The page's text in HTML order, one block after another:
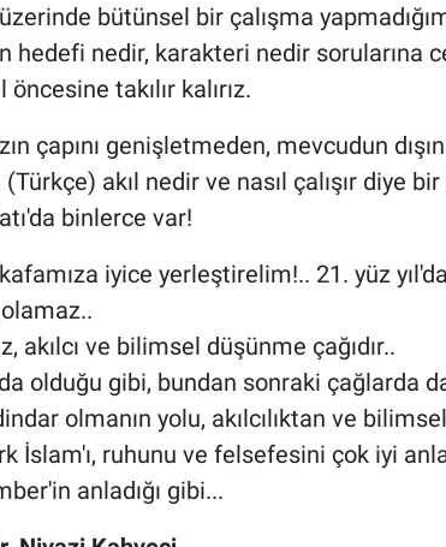
bütünsel bir çalışma
hedefi nedir, karakteri nedir sorularına
öncesine takılır kalırız.
çapını genişletmeden, mevcudun
(Türkçe) akıl nedir ve nasıl çalışır diye
binlerce var!
iyice yerleştirelim!.. 21. yüz
akılcı ve bilimsel düşünme çağıdır..
olduğu gibi, bundan sonraki çağlarda
olmanın yolu, akılcılıktan ve
İslam'ı, ruhunu ve felsefesini çok iyi
anladığı gibi...